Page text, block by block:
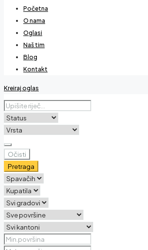
Početna
O nama
Oglasi
Naš tim
Blog
Kontakt
Kreiraj oglas
Očisti
Pretraga